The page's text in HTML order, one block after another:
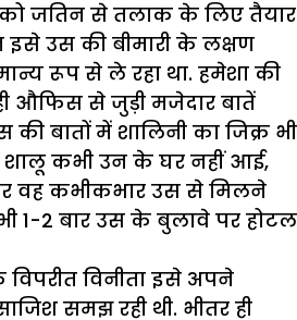
जतिन से तलाक के लिए तैयार
उस की बीमारी के लक्षण
रूप से ले रहा था. हमेशा की
औफिस से जुड़ी मजेदार बातें
की बातों में शालिनी का जिक्र भी
शालू कभी उन के घर नहीं आई,
वह कभीकभार उस से मिलने
1-2 बार उस के बुलावे पर होटल
विनीता इसे अपने
समझ रही थी. भीतर ही